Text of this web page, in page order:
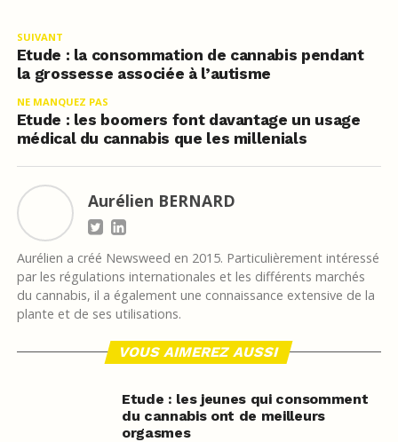
SUIVANT
Etude : la consommation de cannabis pendant
la grossesse associée à l’autisme
NE MANQUEZ PAS
Etude : les boomers font davantage un usage
médical du cannabis que les millenials
Aurélien BERNARD
Aurélien a créé Newsweed en 2015. Particulièrement intéressé
par les régulations internationales et les différents marchés
du cannabis, il a également une connaissance extensive de la
plante et de ses utilisations.
VOUS AIMEREZ AUSSI
Etude : les jeunes qui consomment
du cannabis ont de meilleurs
orgasmes